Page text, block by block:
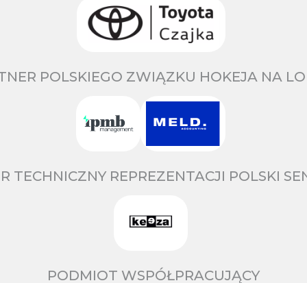
POLSKIEGO ZWIĄZKU HOKEJA NA
TECHNICZNY REPREZENTACJI POLSKI
PODMIOT WSPÓŁPRACUJĄCY